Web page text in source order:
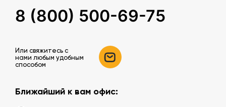
8 (800) 500-69-75
Или свяжитесь c
нами любым удобным
способом
Ближайший к вам офис: